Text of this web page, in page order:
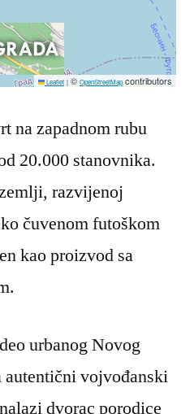
Leaflet | © OpenStreetMapcontributors
na zapadnom rubu
20.000 stanovnika.
razvijenoj
čuvenom futoškom
kao proizvod sa
urbanog Novog
autentični vojvođanski
dvorac porodice